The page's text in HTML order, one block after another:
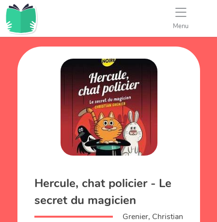
Menu
Hercule, chat policier - Le
secret du magicien
Grenier, Christian